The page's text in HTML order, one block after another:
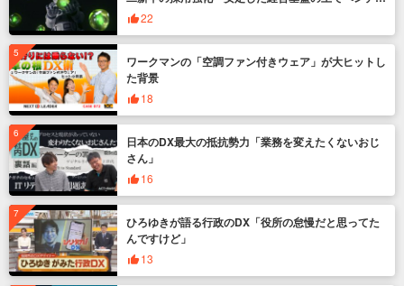
ー企業のように挑戦
22
ワークマンの「空調ファン付きウェア」が大ヒットし
た背景
18
日本のDX最大の抵抗勢力「業務を変えたくないおじ
さん」
16
ひろゆきが語る行政のDX「役所の怠慢だと思ってた
んですけど」
13